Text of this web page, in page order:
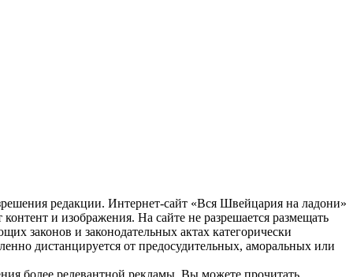
редакции. Интернет-сайт «Вся Швейцария на ладони»
и изображения. На сайте не разрешается размещать
законов и законодательных актах категорически
дистанцируется от предосудительных, аморальных или